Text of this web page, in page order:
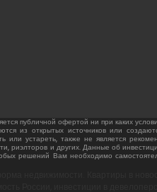
публичной офертой ни при каких
из открытых источников или
или устареть, также не является
риэлторов и других. Данные об
решений Вам необходимо